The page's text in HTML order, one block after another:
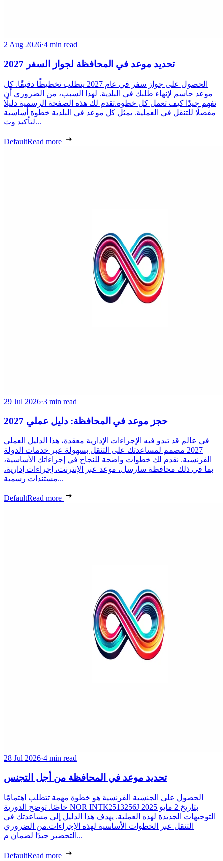
2 Aug 2026·4 min read
تحديد موعد في المحافظة لجواز السفر 2027
الحصول على جواز سفر في عام 2027 يتطلب تخطيطًا دقيقًا. كل
موعد حاسم لإنهاء طلبك في البلدية. لهذا السبب، من الضروري أن
تفهم جيدًا كيف تعمل كل خطوة.تقدم لك هذه الصفحة الرسمية دليلًا
مفصلًا للتنقل في العملية. يمثل كل موعد في البلدية خطوة أساسية
لتأكيد وث...
DefaultRead more
29 Jul 2026·3 min read
حجز موعد في المحافظة: دليل عملي 2027
في عالم قد تبدو فيه الإجراءات الإدارية معقدة، هذا الدليل العملي
2027 مصمم لمساعدتك على التنقل بسهولة عبر خدمات الدولة
الفرنسية. نقدم لك خطوات واضحة للنجاح في إجراءاتك الأساسية،
بما في ذلك محافظة سارسل، موعد عبر الإنترنت، إجراءات إدارية،
مستندات رسمية...
DefaultRead more
28 Jul 2026·4 min read
تحديد موعد في المحافظة من أجل التجنس
الحصول على الجنسية الفرنسية هو خطوة مهمة تتطلب اهتمامًا
خاصًا. توضح الدورية NOR INTK2513256J بتاريخ 2 مايو 2025
التوجيهات الجديدة لهذه العملية. يهدف هذا الدليل إلى مساعدتك في
التنقل عبر الخطوات الأساسية لهذه الإجراءات.من الضروري
التحضير جيدًا لضمان م...
DefaultRead more